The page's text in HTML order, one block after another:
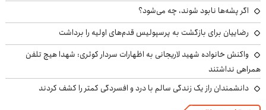
اگر پشه‌ها نابود شوند، چه می‌شود؟
رضاییان برای بازگشت به پرسپولیس قدم‌های اولیه را برداشت
واکنش خانواده شهید لاریجانی به اظهارات سردار کوثری: شهدا هیچ تلفن
همراهی نداشتند
دانشمندان راز یک زندگی سالم با درد و افسردگی کمتر را کشف کردند